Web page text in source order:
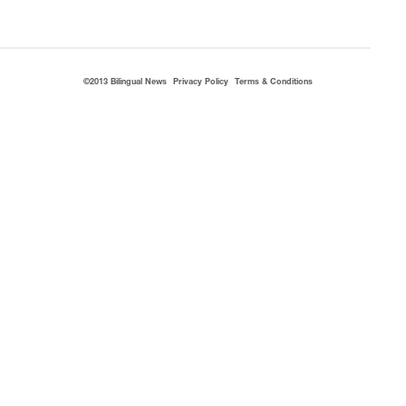
©2013 Bilingual News Privacy Policy Terms & Conditions